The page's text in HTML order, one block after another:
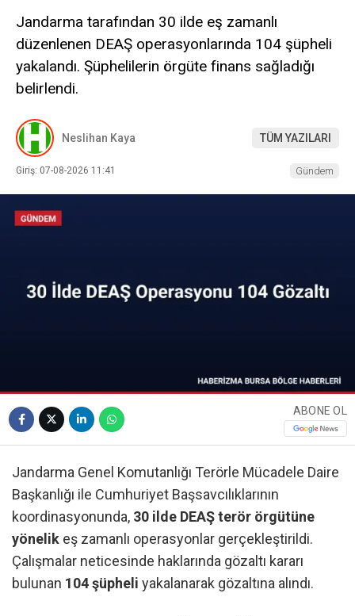
Jandarma tarafından 30 ilde eş zamanlı
düzenlenen DEAŞ operasyonlarında 104 şüpheli
yakalandı. Şüphelilerin örgüte finans sağladığı
belirlendi.
Neslihan Kaya TÜM YAZILARI
Giriş: 07-08-2026 11:41 Gündem
ABONE OL
Jandarma Genel Komutanlığı Terörle Mücadele Daire
Başkanlığı ile Cumhuriyet Başsavcılıklarının
koordinasyonunda, 30 ilde DEAŞ terör örgütüne
yönelik eş zamanlı operasyonlar gerçekleştirildi.
Çalışmalar neticesinde haklarında gözaltı kararı
bulunan 104 şüpheli yakalanarak gözaltına alındı.